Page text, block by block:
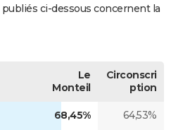
ci-dessous concernent la
Le
Monteil
Circonscri
ption
68,45% 64,53%